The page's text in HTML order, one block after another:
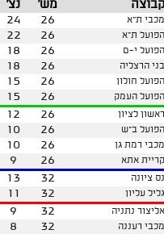
נצ' מש' קבוצה
24 26 מכבי ת"א
22 26 הפועל ת"א
18 26 הפועל י-ם
18 26 בני הרצליה
15 26 הפועל חולון
15 26 הפועל העמק
12 26 ראשון לציון
10 26 הפועל ב"ש
10 26 מכבי רמת גן
9 26 קריית אתא
13 32 נס ציונה
11 32 גליל עליון
9 32 אליצור נתניה
8 32 מכבי רעננה